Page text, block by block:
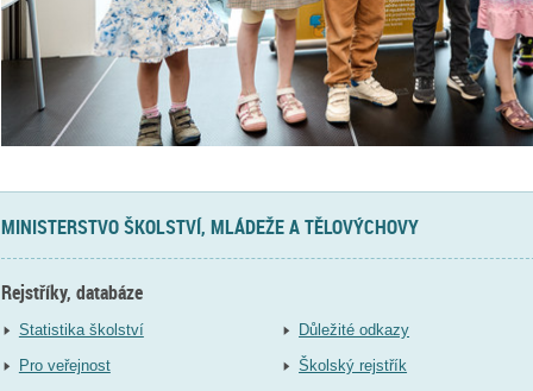
MINISTERSTVO ŠKOLSTVÍ, MLÁDEŽE A TĚLOVÝCHOVY
Rejstříky, databáze
Statistika školství
Pro veřejnost
Důležité odkazy
Školský rejstřík